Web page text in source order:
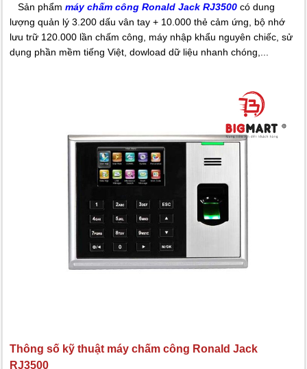
Sản phẩm máy chấm công Ronald Jack RJ3500 có dung
lượng quản lý 3.200 dấu vân tay + 10.000 thẻ cảm ứng, bộ nhớ
lưu trữ 120.000 lần chấm công, máy nhập khẩu nguyên chiếc, sử
dụng phần mềm tiếng Việt, dowload dữ liệu nhanh chóng,...
Thông số kỹ thuật máy chấm công Ronald Jack
RJ3500